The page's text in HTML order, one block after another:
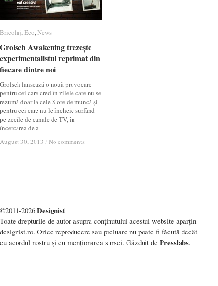
Bricolaj,Eco,News
Grolsch Awakening trezește
experimentalistul reprimat din
fiecare dintre noi
Grolsch lansează o nouă provocare
pentru cei care cred în zilele care nu se
rezumă doar la cele 8 ore de muncă și
pentru cei care nu le încheie surfând
pe zecile de canale de TV, în
încercarea de a
August 30, 2013 / No comments
Bricolaj Eco News
Grolsch Awakening trezește
experimentalistul reprimat din
fiecare dintre noi
August 30, 2013 / No comments
©2011-2026 Designist
Toate drepturile de autor asupra conținutului acestui website aparțin
designist.ro. Orice reproducere sau preluare nu poate fi făcută decât
cu acordul nostru și cu menționarea sursei. Găzduit de Presslabs.